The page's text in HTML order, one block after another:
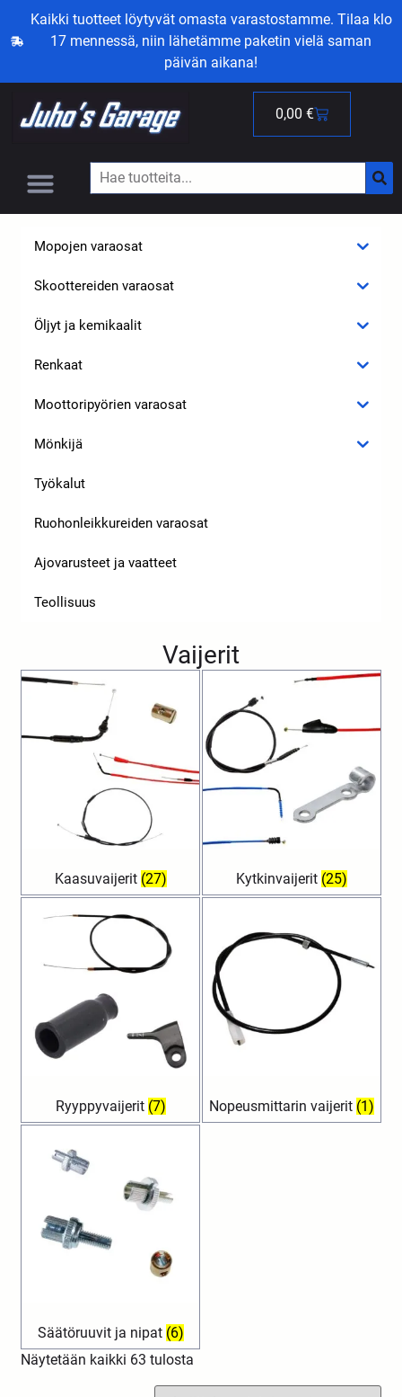
Kaikki tuotteet löytyvät omasta varastostamme. Tilaa klo
17 mennessä, niin lähetämme paketin vielä saman
päivän aikana!
0,00 €
Mopojen varaosat
Skoottereiden varaosat
Öljyt ja kemikaalit
Renkaat
Moottoripyörien varaosat
Mönkijä
Työkalut
Ruohonleikkureiden varaosat
Ajovarusteet ja vaatteet
Teollisuus
Vaijerit
Kaasuvaijerit (27) Kytkinvaijerit (25)
Ryyppyvaijerit (7) Nopeusmittarin vaijerit (1)
Säätöruuvit ja nipat (6)
Näytetään kaikki 63 tulosta